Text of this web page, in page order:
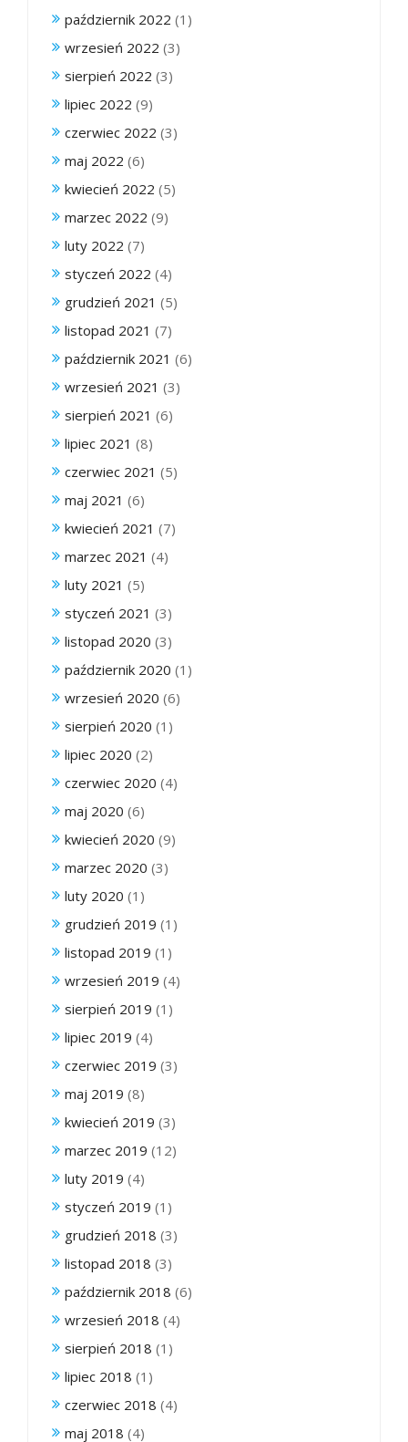
październik 2022 (1)
wrzesień 2022 (3)
sierpień 2022 (3)
lipiec 2022 (9)
czerwiec 2022 (3)
maj 2022 (6)
kwiecień 2022 (5)
marzec 2022 (9)
luty 2022 (7)
styczeń 2022 (4)
grudzień 2021 (5)
listopad 2021 (7)
październik 2021 (6)
wrzesień 2021 (3)
sierpień 2021 (6)
lipiec 2021 (8)
czerwiec 2021 (5)
maj 2021 (6)
kwiecień 2021 (7)
marzec 2021 (4)
luty 2021 (5)
styczeń 2021 (3)
listopad 2020 (3)
październik 2020 (1)
wrzesień 2020 (6)
sierpień 2020 (1)
lipiec 2020 (2)
czerwiec 2020 (4)
maj 2020 (6)
kwiecień 2020 (9)
marzec 2020 (3)
luty 2020 (1)
grudzień 2019 (1)
listopad 2019 (1)
wrzesień 2019 (4)
sierpień 2019 (1)
lipiec 2019 (4)
czerwiec 2019 (3)
maj 2019 (8)
kwiecień 2019 (3)
marzec 2019 (12)
luty 2019 (4)
styczeń 2019 (1)
grudzień 2018 (3)
listopad 2018 (3)
październik 2018 (6)
wrzesień 2018 (4)
sierpień 2018 (1)
lipiec 2018 (1)
czerwiec 2018 (4)
maj 2018 (4)